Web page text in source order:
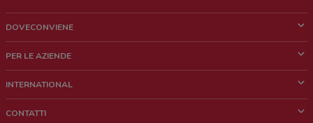
DOVECONVIENE
Chi siamo
Lavora con noi
PER LE AZIENDE
Richieste commerciali e marketing
INTERNATIONAL
CONTATTI